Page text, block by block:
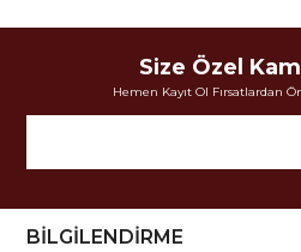
Size Özel
Hemen Kayıt Ol Fırsatlardan
BİLGİLENDİRME